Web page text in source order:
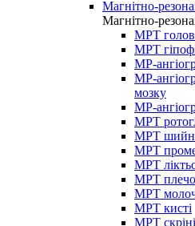
Магнітно-
Магнітно-
МРТ
МРТ
МР-
МР-
мозку
МР-
МРТ
МРТ
МРТ
МРТ
МРТ
МРТ
МРТ кисті
МРТ